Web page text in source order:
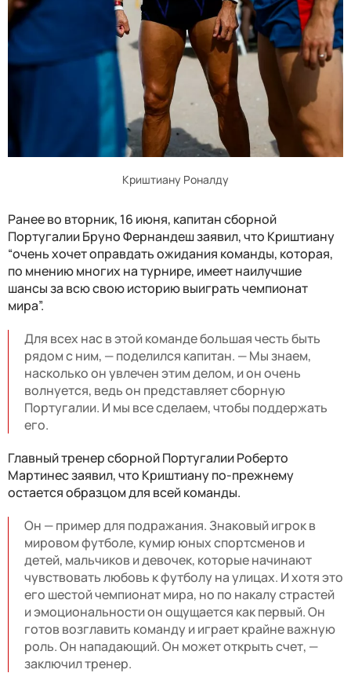
Криштиану Роналду
Ранее во вторник, 16 июня, капитан сборной
Португалии Бруно Фернандеш заявил, что Криштиану
“очень хочет оправдать ожидания команды, которая,
по мнению многих на турнире, имеет наилучшие
шансы за всю свою историю выиграть чемпионат
мира”.
Для всех нас в этой команде большая честь быть
рядом с ним, — поделился капитан. — Мы знаем,
насколько он увлечен этим делом, и он очень
волнуется, ведь он представляет сборную
Португалии. И мы все сделаем, чтобы поддержать
его.
Главный тренер сборной Португалии Роберто
Мартинес заявил, что Криштиану по-прежнему
остается образцом для всей команды.
Он — пример для подражания. Знаковый игрок в
мировом футболе, кумир юных спортсменов и
детей, мальчиков и девочек, которые начинают
чувствовать любовь к футболу на улицах. И хотя это
его шестой чемпионат мира, но по накалу страстей
и эмоциональности он ощущается как первый. Он
готов возглавить команду и играет крайне важную
роль. Он нападающий. Он может открыть счет, —
заключил тренер.